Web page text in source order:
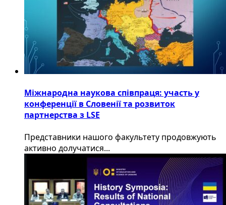
Міжнародна наукова співпраця: участь у
конференції в Словенії та розвиток
партнерства з LSE
​Представники нашого факультету продовжують
активно долучатися...